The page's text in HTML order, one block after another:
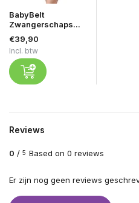
BabyBelt
Zwangerschaps...
€39,90
Incl. btw
Reviews
0 / 5 Based on 0 reviews
Er zijn nog geen reviews